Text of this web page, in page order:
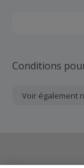
Conditions
Voir également